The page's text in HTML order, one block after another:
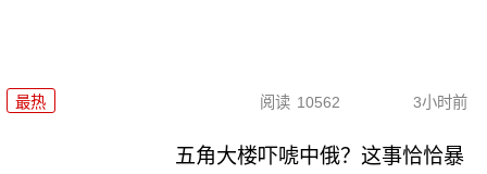
最热 阅读 10562 3小时前
五角大楼吓唬中俄？这事恰恰暴